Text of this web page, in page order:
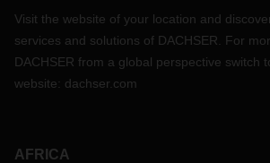
Visit the website of your location and
services and solutions of DACHSER. For
DACHSER from a global perspective switch
website: dachser.com
AFRICA